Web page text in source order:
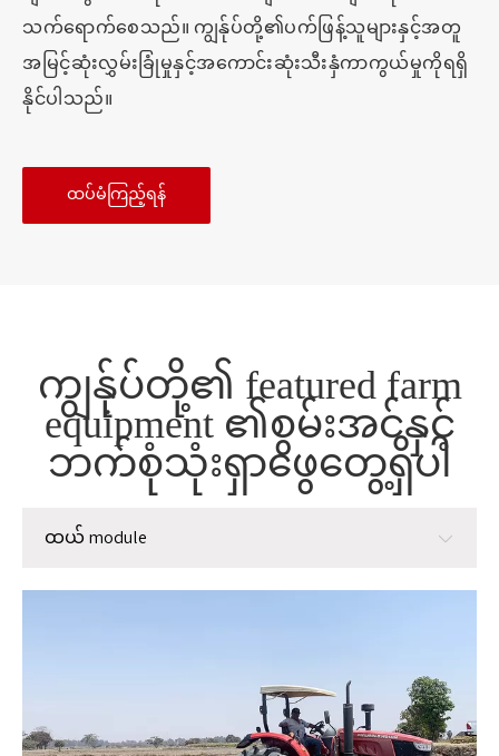
သက်ရောက်စေသည်။ ကျွန်ုပ်တို့၏ပက်ဖြန့်သူများနှင့်အတူ
အမြင့်ဆုံးလွှမ်းခြုံမှုနှင့်အကောင်းဆုံးသီးနှံကာကွယ်မှုကိုရရှိ
နိုင်ပါသည်။
ထပ်မံကြည့်ရန်
ကျွန်ုပ်တို့၏ featured farm
equipment ၏စွမ်းအင်နှင့်
ဘက်စုံသုံးရှာဖွေတွေ့ရှိပါ
ထယ် module
ထယ် module